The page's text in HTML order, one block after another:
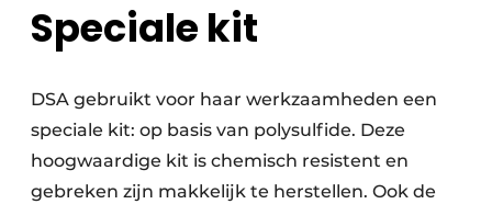
Speciale kit
DSA gebruikt voor haar werkzaamheden een
speciale kit: op basis van polysulfide. Deze
hoogwaardige kit is chemisch resistent en
gebreken zijn makkelijk te herstellen. Ook de